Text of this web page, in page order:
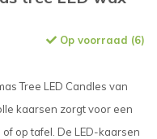
Op voorraad (6)
Tree LED Candles van
kaarsen zorgt voor een
op tafel. De LED-kaarsen